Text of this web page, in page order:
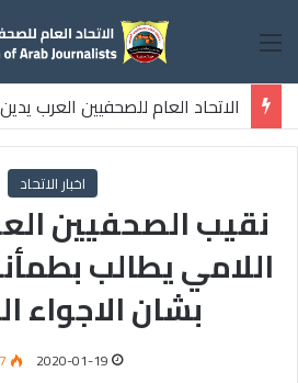
القائمة
الاتحاد العام للصحفيين العرب
ثلاثة صحفيين فلسطينيين باستهداف
اخبار الاتحاد
نقيب الصحفيين
اللامي يطالب
بشان الاجواء
2020-01-19